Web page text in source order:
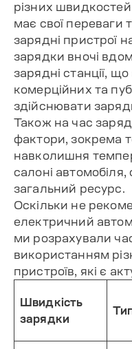
різних
має свої переваги
зарядні пристрої
зарядки вночі
зарядні станції,
комерційних та
здійснювати
Також на час
фактори, зокрема
навколишня
салоні автомобіля,
загальний ресурс.
Оскільки не
електричний
ми розрахували
використанням
пристроїв, які є
Швидкість
зарядки